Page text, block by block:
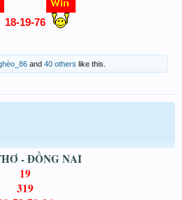
18-19-76
and 40 others like this.
- ĐỒNG NAI
19
319